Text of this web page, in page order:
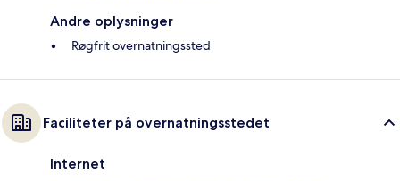
Andre oplysninger
Røgfrit overnatningssted
Faciliteter på overnatningsstedet
Internet